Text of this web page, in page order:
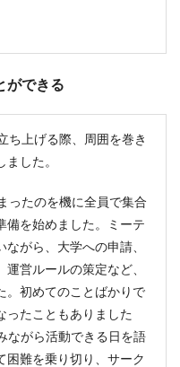
ができる
ち上げる際、周囲を巻き
した。
ったのを機に全員で集合
備を始めました。ミーテ
がら、大学への申請、
営ルールの策定など、
。初めてのことばかりで
ったこともありました
ながら活動できる日を語
困難を乗り切り、サーク